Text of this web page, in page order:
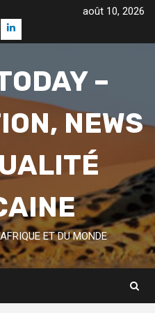
août 10, 2026
Linkedin
–
NEWS
ET DU MONDE